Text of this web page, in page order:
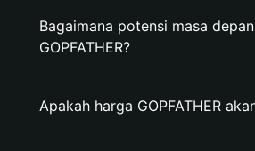
Bagaimana potensi masa depan
GOPFATHER?
Apakah harga GOPFATHER